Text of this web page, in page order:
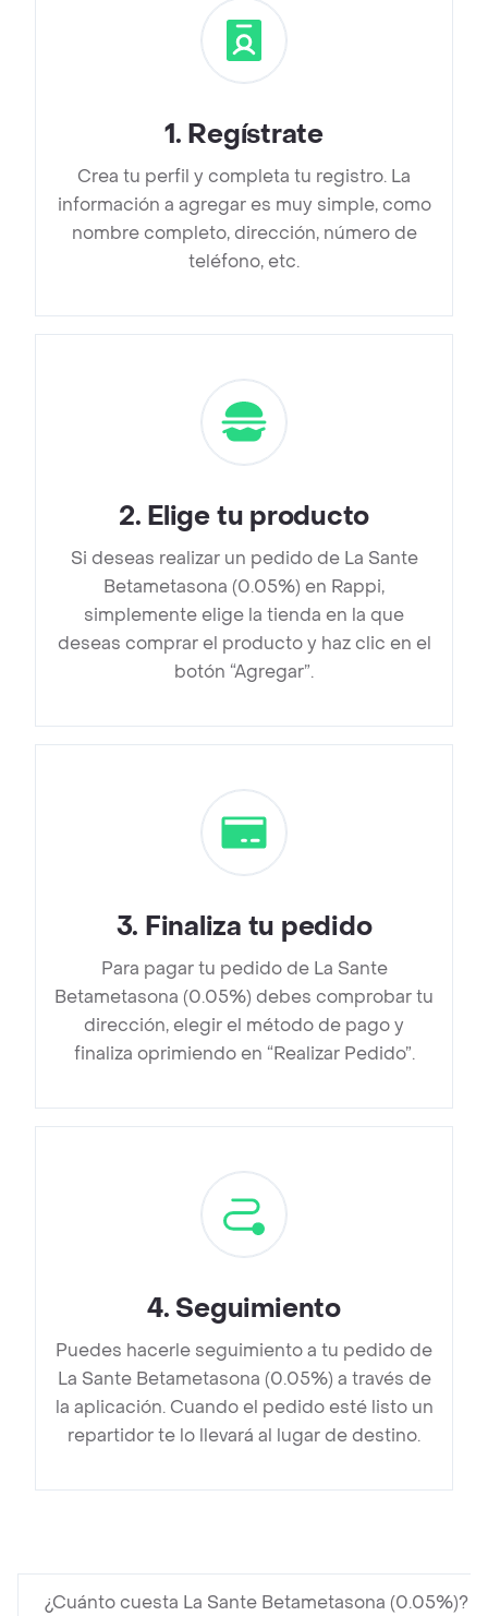
1. Regístrate
Crea tu perfil y completa tu registro. La
información a agregar es muy simple, como
nombre completo, dirección, número de
teléfono, etc.
2. Elige tu producto
Si deseas realizar un pedido de La Sante
Betametasona (0.05%) en Rappi,
simplemente elige la tienda en la que
deseas comprar el producto y haz clic en el
botón “Agregar”.
3. Finaliza tu pedido
Para pagar tu pedido de La Sante
Betametasona (0.05%) debes comprobar tu
dirección, elegir el método de pago y
finaliza oprimiendo en “Realizar Pedido”.
4. Seguimiento
Puedes hacerle seguimiento a tu pedido de
La Sante Betametasona (0.05%) a través de
la aplicación. Cuando el pedido esté listo un
repartidor te lo llevará al lugar de destino.
¿Cuánto cuesta La Sante Betametasona (0.05%)?